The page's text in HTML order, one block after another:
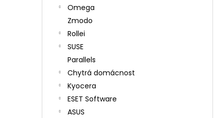
Omega
Zmodo
Rollei
SUSE
Parallels
Chytrá domácnost
Kyocera
ESET Software
ASUS